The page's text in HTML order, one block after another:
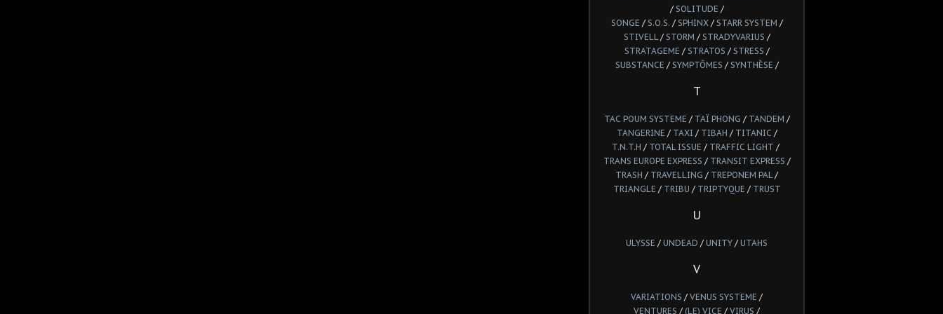
/ SOLITUDE /
SONGE / S.O.S. / SPHINX/ STARR SYSTEM /
STIVELL/ STORM / STRADYVARIUS /
STRATAGEME / STRATOS / STRESS /
SUBSTANCE / SYMPTÔMES / SYNTHÈSE /
T
TAC POUM SYSTEME / TAÏ PHONG / TANDEM /
TANGERINE / TAXI / TIBAH / TITANIC /
T.N.T.H / TOTAL ISSUE / TRAFFIC LIGHT /
TRANS EUROPE EXPRESS / TRANSIT EXPRESS /
TRASH / TRAVELLING / TREPONEM PAL/
TRIANGLE / TRIBU / TRIPTYQUE / TRUST
U
ULYSSE / UNDEAD / UNITY / UTAHS
V
VARIATIONS / VENUS SYSTEME /
VENTURES / (LE) VICE / VIRUS /